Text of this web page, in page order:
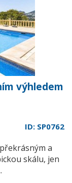
výhledem
ID: SP0762
a
skálu, jen